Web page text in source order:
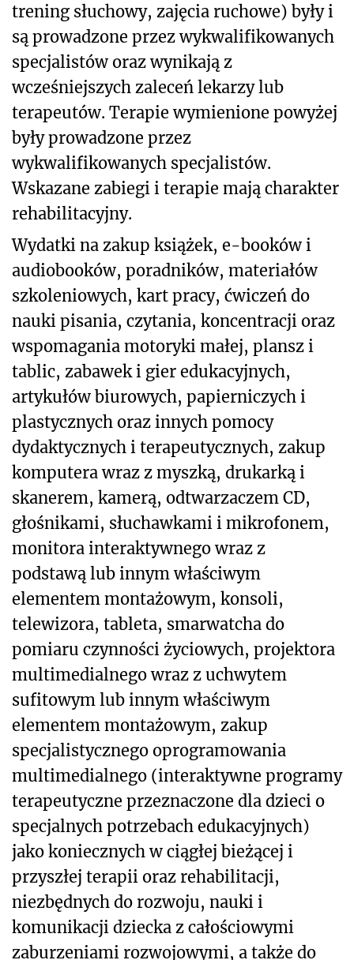
trening słuchowy, zajęcia ruchowe) były i
są prowadzone przez wykwalifikowanych
specjalistów oraz wynikają z
wcześniejszych zaleceń lekarzy lub
terapeutów. Terapie wymienione powyżej
były prowadzone przez
wykwalifikowanych specjalistów.
Wskazane zabiegi i terapie mają charakter
rehabilitacyjny.
Wydatki na zakup książek, e-booków i
audiobooków, poradników, materiałów
szkoleniowych, kart pracy, ćwiczeń do
nauki pisania, czytania, koncentracji oraz
wspomagania motoryki małej, plansz i
tablic, zabawek i gier edukacyjnych,
artykułów biurowych, papierniczych i
plastycznych oraz innych pomocy
dydaktycznych i terapeutycznych, zakup
komputera wraz z myszką, drukarką i
skanerem, kamerą, odtwarzaczem CD,
głośnikami, słuchawkami i mikrofonem,
monitora interaktywnego wraz z
podstawą lub innym właściwym
elementem montażowym, konsoli,
telewizora, tableta, smarwatcha do
pomiaru czynności życiowych, projektora
multimedialnego wraz z uchwytem
sufitowym lub innym właściwym
elementem montażowym, zakup
specjalistycznego oprogramowania
multimedialnego (interaktywne programy
terapeutyczne przeznaczone dla dzieci o
specjalnych potrzebach edukacyjnych)
jako koniecznych w ciągłej bieżącej i
przyszłej terapii oraz rehabilitacji,
niezbędnych do rozwoju, nauki i
komunikacji dziecka z całościowymi
zaburzeniami rozwojowymi, a także do